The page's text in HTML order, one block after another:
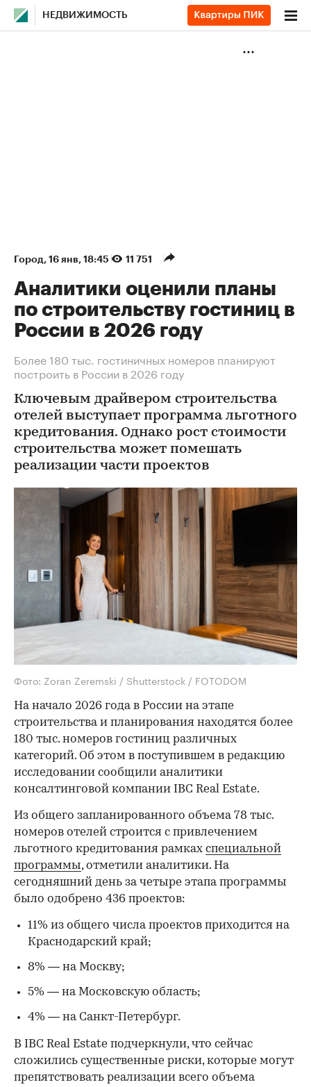
НЕДВИЖИМОСТЬ
Город⁠, 16 янв, 18:45 11 751
Аналитики оценили планы
по строительству гостиниц в
России в 2026 году
Более 180 тыс. гостиничных номеров планируют
построить в России в 2026 году
Ключевым драйвером строительства
отелей выступает программа льготного
кредитования. Однако рост стоимости
строительства может помешать
реализации части проектов
Фото: Zoran Zeremski / Shutterstock / FOTODOM
На начало 2026 года в России на этапе
строительства и планирования находятся более
180 тыс. номеров гостиниц различных
категорий. Об этом в поступившем в редакцию
исследовании сообщили аналитики
консалтинговой компании IBC Real Estate.
Из общего запланированного объема 78 тыс.
номеров отелей строится с привлечением
льготного кредитования рамках специальной
программы, отметили аналитики. На
сегодняшний день за четыре этапа программы
было одобрено 436 проектов:
11% из общего числа проектов приходится на
Краснодарский край;
8% — на Москву;
5% — на Московскую область;
4% — на Санкт-Петербург.
В IBC Real Estate подчеркнули, что сейчас
сложились существенные риски, которые могут
препятствовать реализации всего объема